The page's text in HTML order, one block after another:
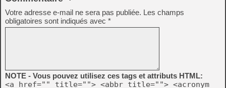
Votre adresse e-mail ne sera pas publiée. Les champs
obligatoires sont indiqués avec *
NOTE - Vous pouvez utilisez ces tags et attributs HTML:
<a href="" title=""> <abbr title=""> <acronym